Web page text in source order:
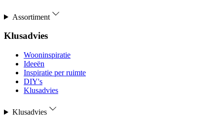
Assortiment
Klusadvies
Wooninspiratie
Ideeën
Inspiratie per ruimte
DIY's
Klusadvies
Klusadvies